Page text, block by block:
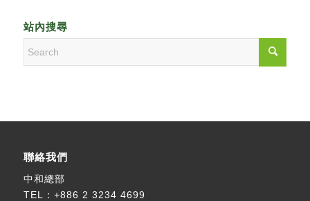
站內搜尋
聯絡我們
中和總部
TEL： +886 2 3234 4699